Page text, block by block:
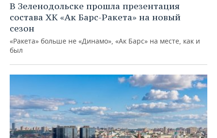
В Зеленодольске прошла презентация
состава ХК «Ак Барс-Ракета» на новый
сезон
«Ракета» больше не «Динамо», «Ак Барс» на месте, как и
был